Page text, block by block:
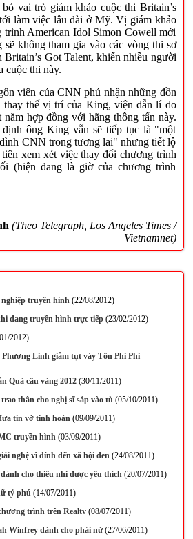
vai trò giám khảo cuộc thi Britain’s
làm việc lâu dài ở Mỹ. Vị giám khảo
trình American Idol Simon Cowell mới
sẽ không tham gia vào các vòng thi sơ
Britain’s Got Talent, khiến nhiều người
cuộc thi này.
viên của CNN phủ nhận những đồn
thay thế vị trí của King, viện dẫn lí do
hợp đồng với hãng thông tấn này.
ông King vẫn sẽ tiếp tục là "một
CNN trong tương lai" nhưng tiết lộ
xem xét việc thay đổi chương trình
(hiện đang là giờ của chương trình
(Theo Telegraph, Los Angeles Times/
Vietnamnet)
truyền hình(22/08/2012)
đang truyền hình trực tiếp(23/02/2012)
2012)
Linh giẫm tụt váy Tôn Phi Phi
Quả cầu vàng 2012(30/11/2011)
thân cho nghị sĩ sắp vào tù(05/10/2011)
tin vỡ tinh hoàn(09/09/2011)
truyền hình(03/09/2011)
nghệ vì dính đến xã hội đen(24/08/2011)
cho thiếu nhi được yêu thích(20/07/2011)
tỷ phú(14/07/2011)
trình trên Realtv(08/07/2011)
Winfrey dành cho phái nữ(27/06/2011)